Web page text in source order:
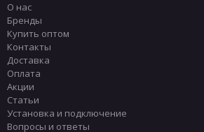
О нас
Бренды
Купить оптом
Контакты
Доставка
Оплата
Акции
Статьи
Установка и подключение
Вопросы и ответы